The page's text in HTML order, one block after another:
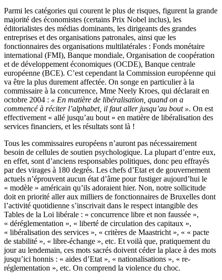
Parmi les catégories qui courent le plus de risques, figurent la grande
majorité des économistes (certains Prix Nobel inclus), les
éditorialistes des médias dominants, les dirigeants des grandes
entreprises et des organisations patronales, ainsi que les
fonctionnaires des organisations multilatérales : Fonds monétaire
international (FMI), Banque mondiale, Organisation de coopération
et de développement économiques (OCDE), Banque centrale
européenne (BCE). C’est cependant la Commission européenne qui
va être la plus durement affectée. On songe en particulier à la
commissaire à la concurrence, Mme Neely Kroes, qui déclarait en
octobre 2004 : « En matière de libéralisation, quand on a
commencé à réciter l’alphabet, il faut aller jusqu’au bout ». On est
effectivement « allé jusqu’au bout » en matière de libéralisation des
services financiers, et les résultats sont là !
Tous les commissaires européens n’auront pas nécessairement
besoin de cellules de soutien psychologique. La plupart d’entre eux,
en effet, sont d’anciens responsables politiques, donc peu effrayés
par des virages à 180 degrés. Les chefs d’Etat et de gouvernement
actuels n’éprouvent aucun état d’âme pour fustiger aujourd’hui le
« modèle » américain qu’ils adoraient hier. Non, notre sollicitude
doit en priorité aller aux milliers de fonctionnaires de Bruxelles dont
l’activité quotidienne s’inscrivait dans le respect intangible des
Tables de la Loi libérale : « concurrence libre et non faussée »,
« déréglementation », « liberté de circulation des capitaux »,
« libéralisation des services », « critères de Maastricht », « « pacte
de stabilité », « libre-échange », etc. Et voilà que, pratiquement du
jour au lendemain, ces mots sacrés doivent céder la place à des mots
jusqu’ici honnis : « aides d’Etat », « nationalisations », « re-
réglementation », etc. On comprend la violence du choc.